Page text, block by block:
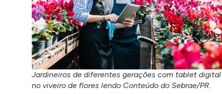
Jardineiros de diferentes gerações com tablet digital
no viveiro de flores lendo Conteúdo do Sebrae/PR.